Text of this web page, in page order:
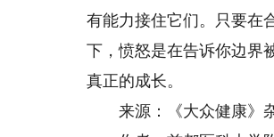
有能力接住它们。只要在
下，愤怒是在告诉你边界
真正的成长。
来源：《大众健康》